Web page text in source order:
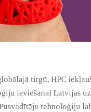
tirgū, HPC
ieviešanai Latvijas
tehnoloģiju